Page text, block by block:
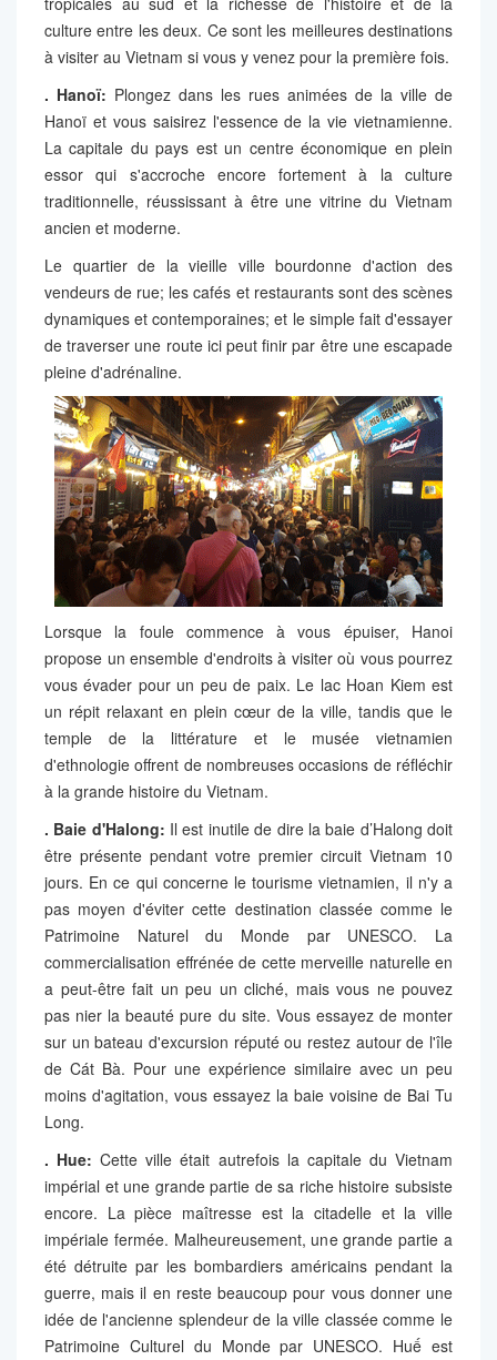
culture entre les deux. Ce sont les meilleures destinations
à visiter au Vietnam si vous y venez pour la première fois.
. Hanoï: Plongez dans les rues animées de la ville de
Hanoï et vous saisirez l'essence de la vie vietnamienne.
La capitale du pays est un centre économique en plein
essor qui s'accroche encore fortement à la culture
traditionnelle, réussissant à être une vitrine du Vietnam
ancien et moderne.
Le quartier de la vieille ville bourdonne d'action des
vendeurs de rue; les cafés et restaurants sont des scènes
dynamiques et contemporaines; et le simple fait d'essayer
de traverser une route ici peut finir par être une escapade
pleine d'adrénaline.
Lorsque la foule commence à vous épuiser, Hanoi
propose un ensemble d'endroits à visiter où vous pourrez
vous évader pour un peu de paix. Le lac Hoan Kiem est
un répit relaxant en plein cœur de la ville, tandis que le
temple de la littérature et le musée vietnamien
d'ethnologie offrent de nombreuses occasions de réfléchir
à la grande histoire du Vietnam.
. Baie d'Halong: Il est inutile de dire la baie d’Halong doit
être présente pendant votre premier circuit Vietnam 10
jours. En ce qui concerne le tourisme vietnamien, il n'y a
pas moyen d'éviter cette destination classée comme le
Patrimoine Naturel du Monde par UNESCO. La
commercialisation effrénée de cette merveille naturelle en
a peut-être fait un peu un cliché, mais vous ne pouvez
pas nier la beauté pure du site. Vous essayez de monter
sur un bateau d'excursion réputé ou restez autour de l'île
de Cát Bà. Pour une expérience similaire avec un peu
moins d'agitation, vous essayez la baie voisine de Bai Tu
Long.
. Hue: Cette ville était autrefois la capitale du Vietnam
impérial et une grande partie de sa riche histoire subsiste
encore. La pièce maîtresse est la citadelle et la ville
impériale fermée. Malheureusement, une grande partie a
été détruite par les bombardiers américains pendant la
guerre, mais il en reste beaucoup pour vous donner une
idée de l'ancienne splendeur de la ville classée comme le
Patrimoine Culturel du Monde par UNESCO. Huế est